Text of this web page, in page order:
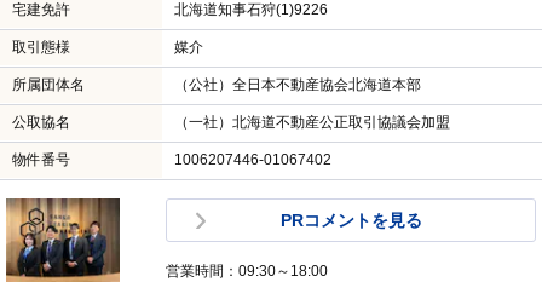
宅建免許 北海道知事石狩(1)9226
取引態様 媒介
所属団体名 （公社）全日本不動産協会北海道本部
公取協名 （一社）北海道不動産公正取引協議会加盟
物件番号 1006207446-01067402
PRコメントを見る
営業時間：09:30～18:00